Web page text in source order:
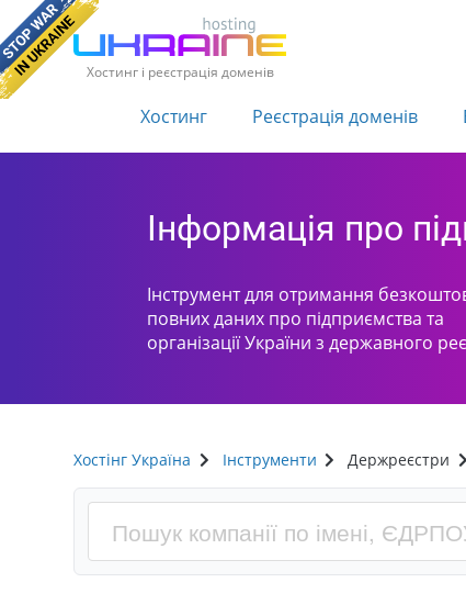
Хостинг і реєстрація доменів
Хостинг Реєстрація доменів
Інформація про
Інструмент для отримання
повних даних про підприємства та
організації України з державного
Хостінг Україна Інструменти Держреєстри